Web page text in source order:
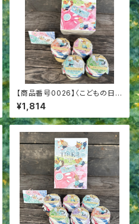
【商品番号0026】〈こどもの日パ
ッケージ4〉成城プリン4個詰合
せ こどもの日
¥1,814